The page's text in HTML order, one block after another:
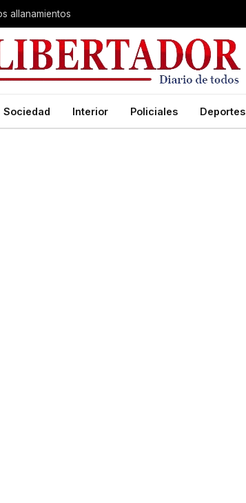
allanamientos
Sociedad Interior Policiales Deportes